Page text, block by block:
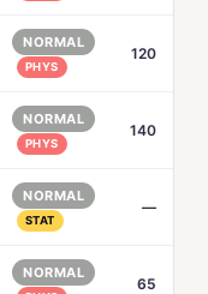
NORMAL
PHYS
120
NORMAL
PHYS
140
NORMAL
STAT
—
NORMAL
65